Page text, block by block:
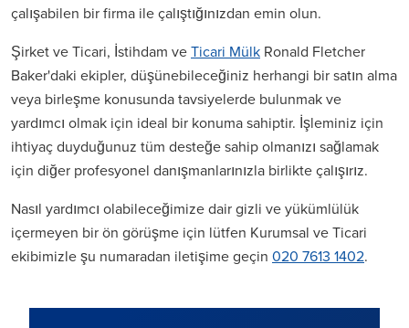
çalışabilen bir firma ile çalıştığınızdan emin olun.
Şirket ve Ticari, İstihdam veTicari Mülk Ronald Fletcher
Baker'daki ekipler, düşünebileceğiniz herhangi bir satın alma
veya birleşme konusunda tavsiyelerde bulunmak ve
yardımcı olmak için ideal bir konuma sahiptir. İşleminiz için
ihtiyaç duyduğunuz tüm desteğe sahip olmanızı sağlamak
için diğer profesyonel danışmanlarınızla birlikte çalışırız.
Nasıl yardımcı olabileceğimize dair gizli ve yükümlülük
içermeyen bir ön görüşme için lütfen Kurumsal ve Ticari
ekibimizle şu numaradan iletişime geçin 020 7613 1402.